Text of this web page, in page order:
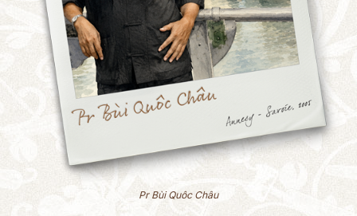
Pr Bùi Quôc Châu